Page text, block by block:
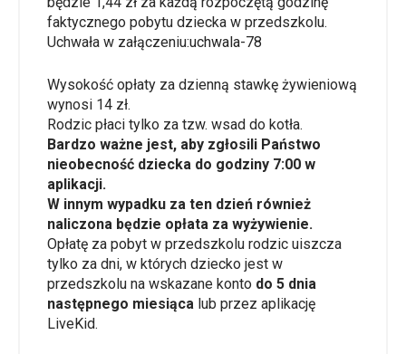
faktycznego pobytu dziecka w przedszkolu.
Uchwała w załączeniu:uchwala-78
Wysokość opłaty za dzienną stawkę żywieniową
wynosi 14 zł.
Rodzic płaci tylko za tzw. wsad do kotła.
Bardzo ważne jest, aby zgłosili Państwo
nieobecność dziecka do godziny 7:00 w
aplikacji.
W innym wypadku za ten dzień również
naliczona będzie opłata za wyżywienie.
Opłatę za pobyt w przedszkolu rodzic uiszcza
tylko za dni, w których dziecko jest w
przedszkolu na wskazane konto do 5 dnia
następnego miesiąca lub przez aplikację
LiveKid.